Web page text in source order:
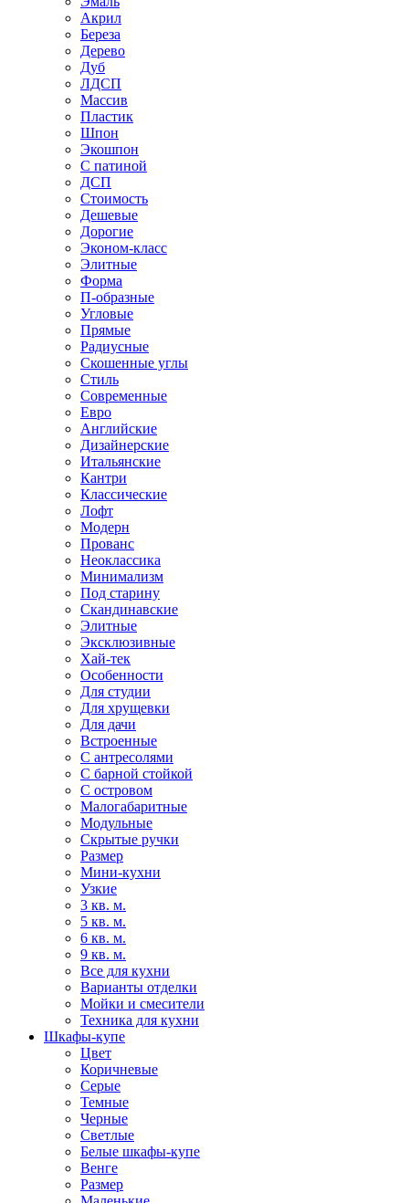
Акрил
Береза
Дерево
Дуб
ЛДСП
Массив
Пластик
Шпон
Экошпон
С патиной
ДСП
Стоимость
Дешевые
Дорогие
Эконом-класс
Элитные
Форма
П-образные
Угловые
Прямые
Радиусные
Скошенные углы
Стиль
Современные
Евро
Английские
Дизайнерские
Итальянские
Кантри
Классические
Лофт
Модерн
Прованс
Неоклассика
Минимализм
Под старину
Скандинавские
Элитные
Эксклюзивные
Хай-тек
Особенности
Для студии
Для хрущевки
Для дачи
Встроенные
С антресолями
С барной стойкой
С островом
Малогабаритные
Модульные
Скрытые ручки
Размер
Мини-кухни
Узкие
3 кв. м.
5 кв. м.
6 кв. м.
9 кв. м.
Все для кухни
Варианты отделки
Мойки и смесители
Техника для кухни
Шкафы-купе
Цвет
Коричневые
Серые
Темные
Черные
Светлые
Белые шкафы-купе
Венге
Размер